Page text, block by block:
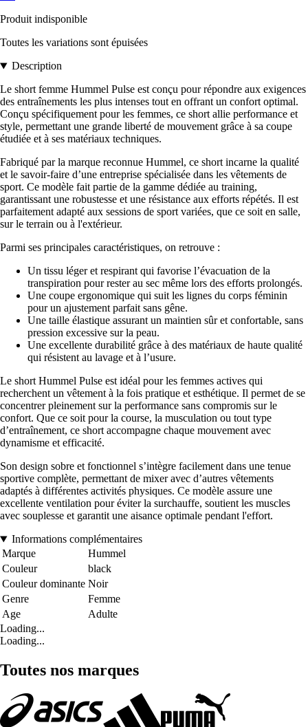
Produit indisponible
Toutes les variations sont épuisées
Description
Le short femme Hummel Pulse est conçu pour répondre aux exigences
des entraînements les plus intenses tout en offrant un confort optimal.
Conçu spécifiquement pour les femmes, ce short allie performance et
style, permettant une grande liberté de mouvement grâce à sa coupe
étudiée et à ses matériaux techniques.
Fabriqué par la marque reconnue Hummel, ce short incarne la qualité
et le savoir-faire d’une entreprise spécialisée dans les vêtements de
sport. Ce modèle fait partie de la gamme dédiée au training,
garantissant une robustesse et une résistance aux efforts répétés. Il est
parfaitement adapté aux sessions de sport variées, que ce soit en salle,
sur le terrain ou à l'extérieur.
Parmi ses principales caractéristiques, on retrouve :
Un tissu léger et respirant qui favorise l’évacuation de la
transpiration pour rester au sec même lors des efforts prolongés.
Une coupe ergonomique qui suit les lignes du corps féminin
pour un ajustement parfait sans gêne.
Une taille élastique assurant un maintien sûr et confortable, sans
pression excessive sur la peau.
Une excellente durabilité grâce à des matériaux de haute qualité
qui résistent au lavage et à l’usure.
Le short Hummel Pulse est idéal pour les femmes actives qui
recherchent un vêtement à la fois pratique et esthétique. Il permet de se
concentrer pleinement sur la performance sans compromis sur le
confort. Que ce soit pour la course, la musculation ou tout type
d’entraînement, ce short accompagne chaque mouvement avec
dynamisme et efficacité.
Son design sobre et fonctionnel s’intègre facilement dans une tenue
sportive complète, permettant de mixer avec d’autres vêtements
adaptés à différentes activités physiques. Ce modèle assure une
excellente ventilation pour éviter la surchauffe, soutient les muscles
avec souplesse et garantit une aisance optimale pendant l'effort.
Informations complémentaires
Marque
Hummel
Couleur
black
Couleur dominante Noir
Genre
Femme
Age
Adulte
Loading...
Loading...
Toutes nos marques